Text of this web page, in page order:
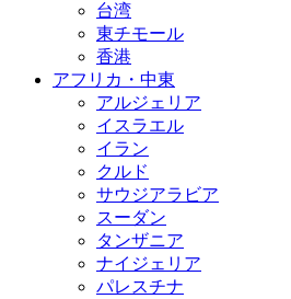
台湾
東チモール
香港
アフリカ・中東
アルジェリア
イスラエル
イラン
クルド
サウジアラビア
スーダン
タンザニア
ナイジェリア
パレスチナ